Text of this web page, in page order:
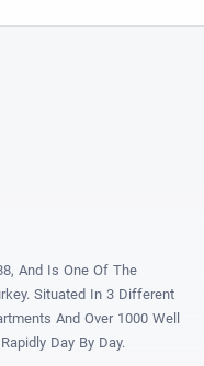
And Is One Of The
Situated In 3 Different
And Over 1000 Well
Day By Day.